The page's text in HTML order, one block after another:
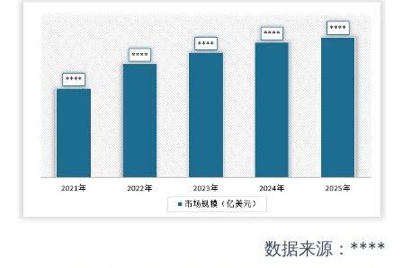
数据来源：****